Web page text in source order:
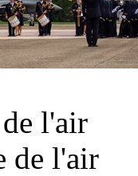
l'air
de l'air